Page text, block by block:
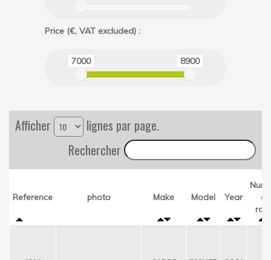
Price (€, VAT excluded) :
7000 8900
Afficher
lignes par page.
Rechercher
Reference photo Make Model Year
of